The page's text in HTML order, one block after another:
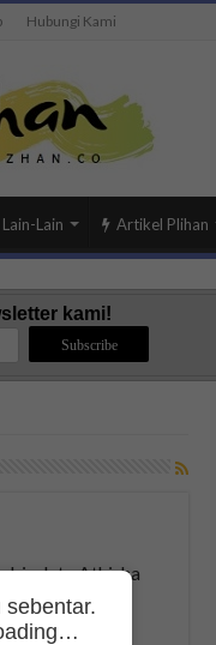
Hubungi Kami
Lain-Lain Artikel Plihan
kami!
biodata Athisha
sebentar.